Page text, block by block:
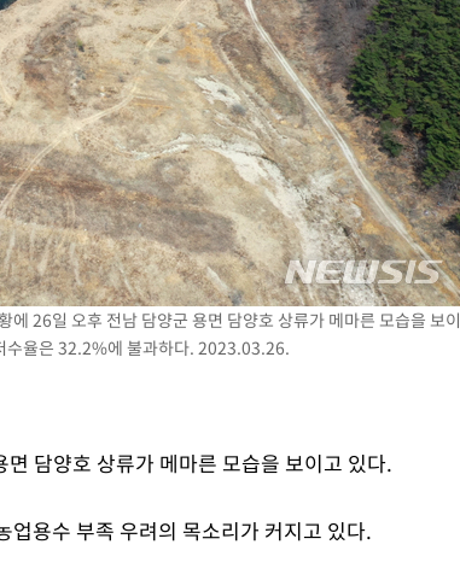
음
"
송"
26일 오후 전남 담양군 용면 담양호 상류가 메마른 모습을 보이
수율은 32.2%에 불과하다. 2023.03.26.
담양호 상류가 메마른 모습을 보이고 있다.
용수 부족 우려의 목소리가 커지고 있다.